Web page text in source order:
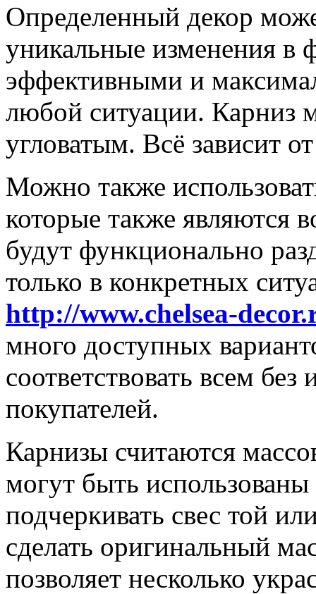
Определенный декор
уникальные изменения в
эффективными и
любой ситуации. Карниз
угловатым. Всё зависит
Можно также
которые также являются
будут функционально
только в конкретных
http://www.chelsea-
много доступных
соответствовать всем
покупателей.
Карнизы считаются
могут быть
подчеркивать свес той
сделать оригинальный
позволяет несколько